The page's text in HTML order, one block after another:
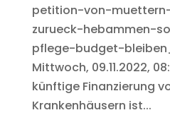
petition-von-
zurueck-hebammen-
pflege-budget-
Mittwoch, 09.11.2022,
künftige Finanzierung
Krankenhäusern ist...